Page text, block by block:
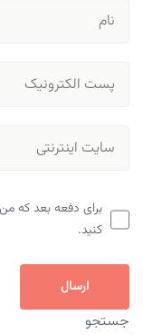
برای دفعه بعد که
کنید.
ارسال
جستجو